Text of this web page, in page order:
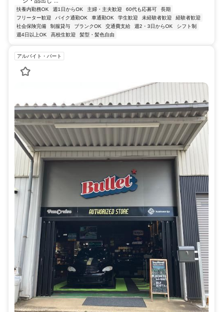
扶養内勤務OK 週1日からOK 主婦・主夫歓迎 60代も応募可
長期
フリーター歓迎
バイク通勤OK 車通勤OK 学生歓迎 未経験者歓迎
経験者歓迎
社会保険完備
制服貸与 ブランクOK 交通費支給 週2・3日からOK
シフト制
週4日以上OK
高校生歓迎 髪型・髪色自由
アルバイト・パート